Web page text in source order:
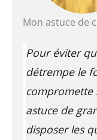
Mon astuce de
Pour éviter
détrempe le
compromette
astuce de
disposer les